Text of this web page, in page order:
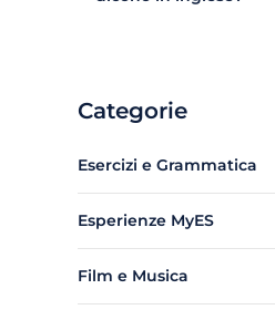
Categorie
Esercizi e Grammatica
Esperienze MyES
Film e Musica